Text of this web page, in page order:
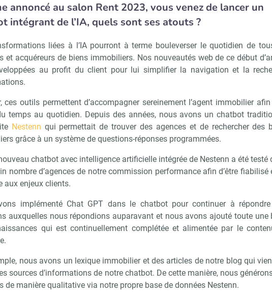
annoncé au salon Rent 2023, vous venez de lancer un
intégrant de l’IA, quels sont ses atouts ?
liées à l’IA pourront à terme bouleverser le quotidien de
et acquéreurs de biens immobiliers. Nos nouveautés web de ce début
au profit du client pour lui simplifier la navigation et la
ces outils permettent d’accompagner sereinement l’agent immobilier afin
temps au quotidien. Depuis des années, nous avons un chatbot
Nestenn qui permettait de trouver des agences et de rechercher des
grâce à un système de questions-réponses programmées.
chatbot avec intelligence artificielle intégrée de Nestenn a été testé
nombre d’agences de notre commission performance afin d’être fiabilisé
aux enjeux clients.
implémenté Chat GPT dans le chatbot pour continuer à
auxquelles nous répondions auparavant et nous avons ajouté toute une
qui est continuellement complétée et alimentée par le
nous avons un lexique immobilier et des articles de notre blog qui
sources d’informations de notre chatbot. De cette manière, nous
de manière qualitative via notre propre base de données Nestenn.
Recevoir Immo Matin Abonnez-vous à